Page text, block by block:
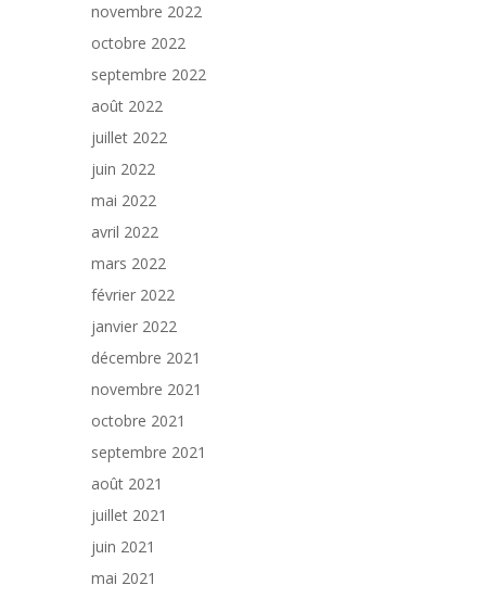
novembre 2022
octobre 2022
septembre 2022
août 2022
juillet 2022
juin 2022
mai 2022
avril 2022
mars 2022
février 2022
janvier 2022
décembre 2021
novembre 2021
octobre 2021
septembre 2021
août 2021
juillet 2021
juin 2021
mai 2021